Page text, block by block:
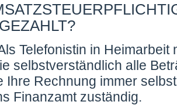
Telefonistin in
selbstverständlich alle
Ihre Rechnung immer
Finanzamt zuständig.